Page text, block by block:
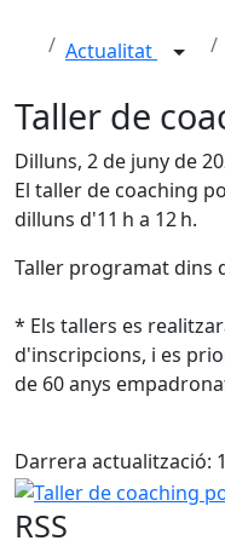
Actualitat
Taller de
Dilluns, 2 de juny de
El taller de coaching
dilluns d'11 h a 12 h.
Taller programat dins
* Els tallers es
d'inscripcions, i es
de 60 anys
Darrera actualització:
Taller de coaching
RSS